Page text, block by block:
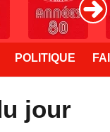
POLITIQUE
jour